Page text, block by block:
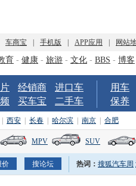
车商宝 手机版 APP应用 网站
育 - 健康 - 旅游 - 文化 - BBS - 博客
经销商
进口车
买车宝 二手车
用车
保养
西安 长春 哈尔滨 南京 合肥
MPV SUV
热词： 搜狐汽车周